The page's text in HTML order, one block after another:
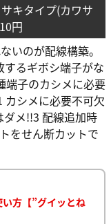
キタイプ(カワサ
円
いのが配線構築。
るギボシ端子がな
端子のカシメに必要
カシメに必要不可欠
メ!!3 配線追加時
をせん断カットで
方【”グイッとね